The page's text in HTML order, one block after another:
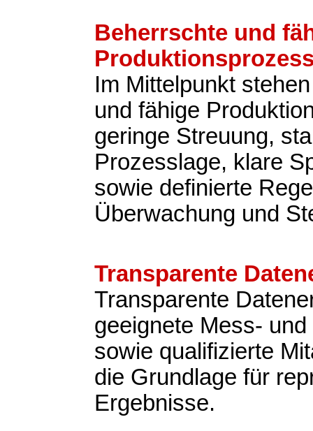
Beherrschte und
Im Mittelpunkt
und fähige
geringe Streuung,
Prozesslage, klare
sowie definierte
Überwachung und
Transparente
Transparente
geeignete Mess-
sowie qualifizierte
die Grundlage für
Ergebnisse.